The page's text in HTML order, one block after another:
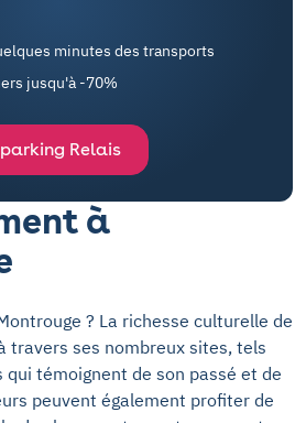
minutes des transports
jusqu'à -70%
Relais
à
? La richesse culturelle de
travers ses nombreux sites, tels
témoignent de son passé et de
peuvent également profiter de